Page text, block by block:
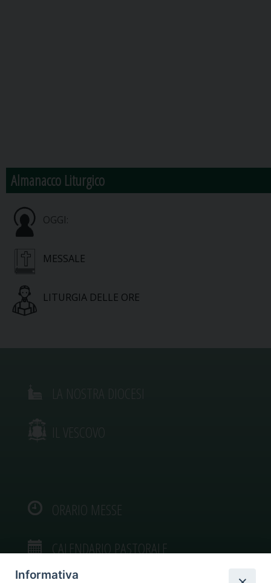
Almanacco Liturgico
OGGI:
MESSALE
LITURGIA DELLE ORE
IL VESCOVO
ORARIO MESSE
CALENDARIO PASTORALE
Informativa